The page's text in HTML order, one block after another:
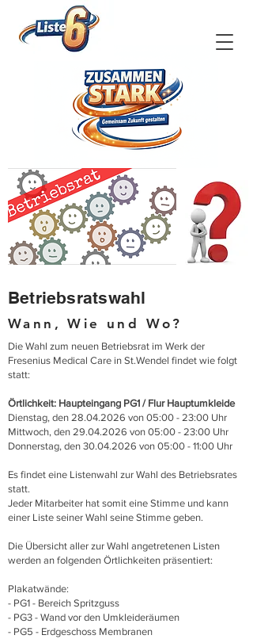
Betriebsratswahl
Wann, Wie und Wo?
Die Wahl zum neuen Betriebsrat im Werk der
Fresenius Medical Care in St.Wendel findet wie folgt
statt:
Örtlichkeit: Haupteingang PG1 / Flur Hauptumkleide
Dienstag, den 28.04.2026 von 05:00 - 23:00 Uhr
Mittwoch, den 29.04.2026 von 05:00 - 23:00 Uhr
Donnerstag, den 30.04.2026 von 05:00 - 11:00 Uhr
Es findet eine Listenwahl zur Wahl des Betriebsrates
statt.
Jeder Mitarbeiter hat somit eine Stimme und kann
einer Liste seiner Wahl seine Stimme geben.
Die Übersicht aller zur Wahl angetretenen Listen
werden an folgenden Örtlichkeiten präsentiert:
Plakatwände:
- PG1 - Bereich Spritzguss
- PG3 - Wand vor den Umkleideräumen
- PG5 - Erdgeschoss Membranen